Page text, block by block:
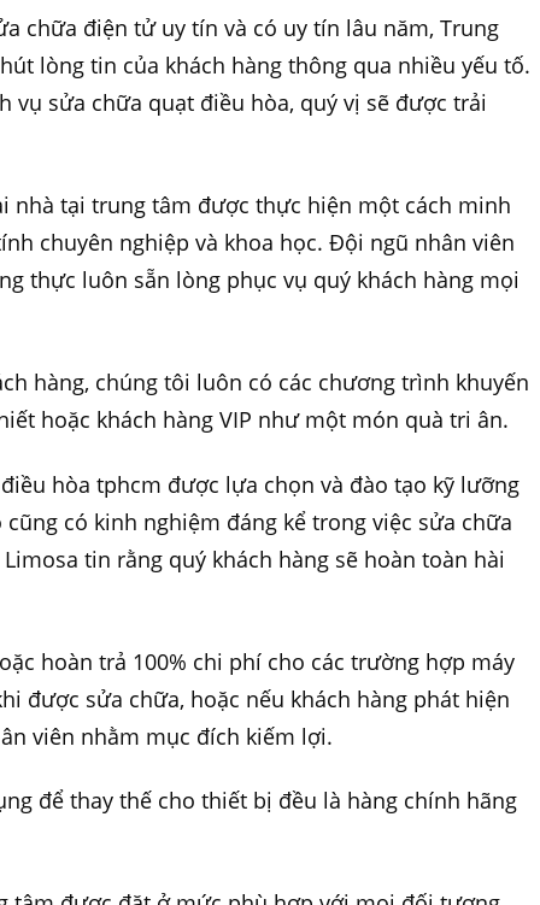
chữa điện tử uy tín và có uy tín lâu năm, Trung
lòng tin của khách hàng thông qua nhiều yếu tố.
vụ sửa chữa quạt điều hòa, quý vị sẽ được trải
nhà tại trung tâm được thực hiện một cách minh
chuyên nghiệp và khoa học. Đội ngũ nhân viên
thực luôn sẵn lòng phục vụ quý khách hàng mọi
hàng, chúng tôi luôn có các chương trình khuyến
hoặc khách hàng VIP như một món quà tri ân.
hòa tphcm được lựa chọn và đào tạo kỹ lưỡng
có kinh nghiệm đáng kể trong việc sửa chữa
tin rằng quý khách hàng sẽ hoàn toàn hài
hoàn trả 100% chi phí cho các trường hợp máy
được sửa chữa, hoặc nếu khách hàng phát hiện
viên nhằm mục đích kiếm lợi.
để thay thế cho thiết bị đều là hàng chính hãng